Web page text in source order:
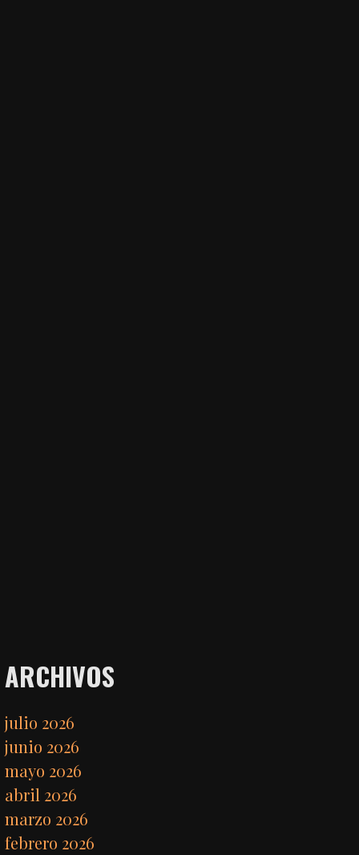
ARCHIVOS
julio 2026
junio 2026
mayo 2026
abril 2026
marzo 2026
febrero 2026